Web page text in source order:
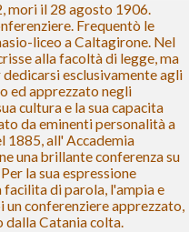
mori il 28 agosto 1906.
Frequentò le
liceo a Caltagirone. Nel
alla facoltà di legge, ma
esclusivamente agli
ed apprezzato negli
cultura e la sua capacita
da eminenti personalità a
1885, all' Accademia
una brillante conferenza su
la sua espressione
facilita di parola, l'ampia e
un conferenziere apprezzato,
dalla Catania colta.